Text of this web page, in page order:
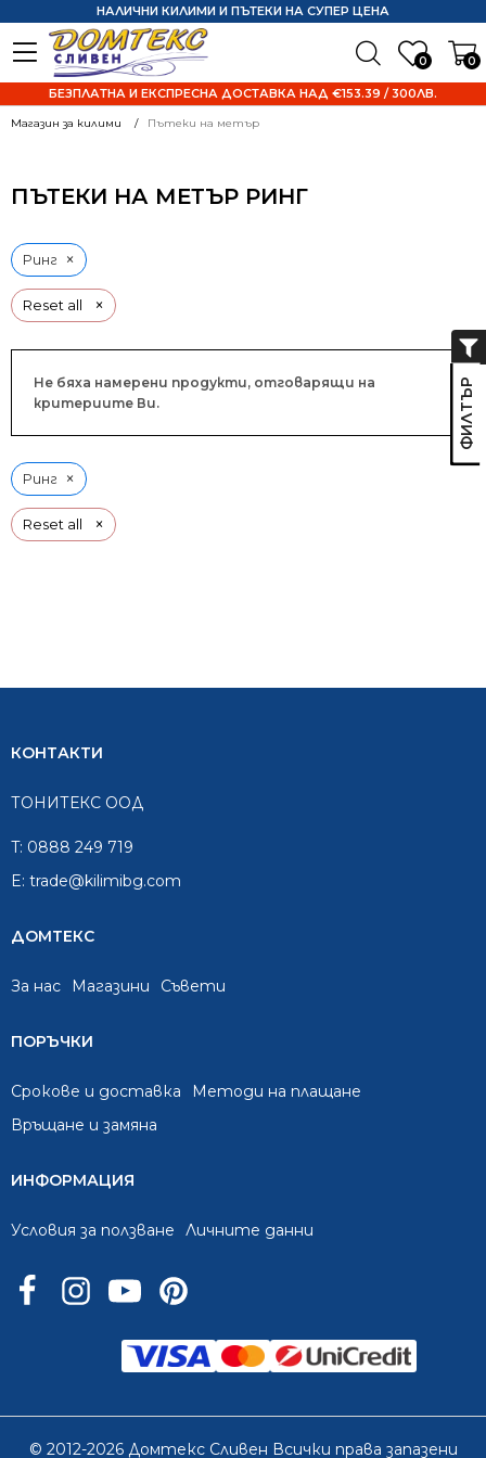
0 0
НАЛИЧНИ КИЛИМИ И ПЪТЕКИ НА СУПЕР ЦЕНА
БЕЗПЛАТНА И ЕКСПРЕСНА ДОСТАВКА НАД €153.39 / 300ЛВ.
Магазин за килими Пътеки на метър
ПЪТЕКИ НА МЕТЪР РИНГ
Reset all ×
Ринг ×
Не бяха намерени продукти, отговарящи на
критериите Ви.
Reset all ×
Ринг ×
КОНТАКТИ
ТОНИТЕКС ООД
T: 0888 249 719
E: trade@kilimibg.com
ДОМТЕКС
За нас Mагазини Съвети
ПОРЪЧКИ
Срокове и доставка
Методи на плащане
Връщане и замяна
ИНФОРМАЦИЯ
Условия за ползване Личните данни
© 2012-2026 Домтекс Сливен Всички права запазени